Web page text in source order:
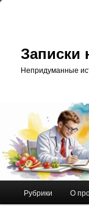
Перейти
Записки
Непридуманные
Рубрики О